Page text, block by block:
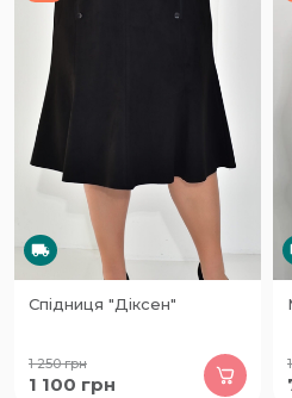
Спідниця "Діксен"
1 250грн
1 100 грн